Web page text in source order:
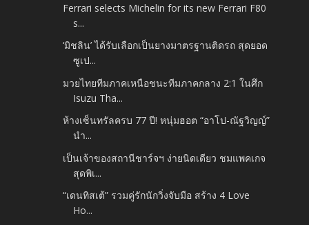
Ferrari selects Michelin for its new Ferrari F80
s...
‘มิชลิน’ ได้รับเลือกเป็นยางมาตรฐานติดรถ สุดยอด
ซูเป...
มวยไทยทีมภาคเหนือชนะทีมภาคกลาง 2:1 ในศึก
Isuzu Tha...
ห้างเซ็นทรัลครบ 77 ปี! หนุ่มฮอต “อาโป-ณัฐวิญญ์”
นำ...
เป็นเจ้าของสถานีชาร์จฯ ง่ายนิดเดียว ชมแพคเกจ
สุดพิเ...
“เดนทิสเต้” รวมคู่รักนักวิ่งจับมือ สร้าง 4 Love
Ho...